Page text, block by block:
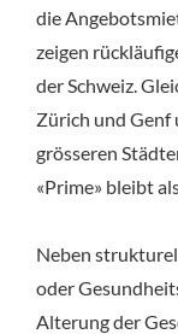
die
zeigen
der Schweiz.
Zürich und Genf
grösseren
«Prime» bleibt
Neben
oder
Alterung der